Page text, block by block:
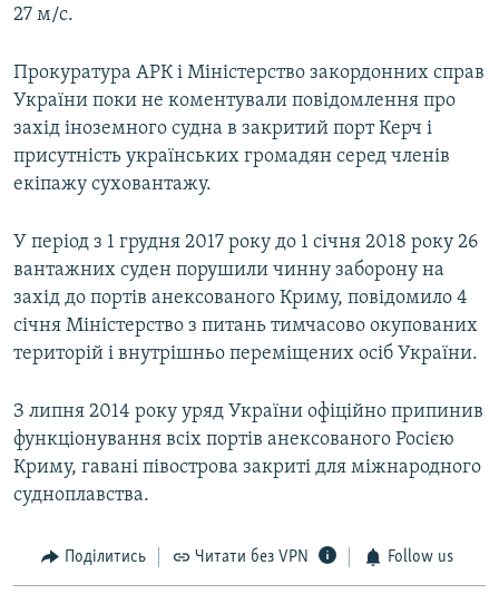
27 м/с.
Прокуратура АРК і Міністерство закордонних справ
України поки не коментували повідомлення про
захід іноземного судна в закритий порт Керч і
присутність українських громадян серед членів
екіпажу суховантажу.
У період з 1 грудня 2017 року до 1 січня 2018 року 26
вантажних суден порушили чинну заборону на
захід до портів анексованого Криму, повідомило 4
січня Міністерство з питань тимчасово окупованих
територій і внутрішньо переміщених осіб України.
З липня 2014 року уряд України офіційно припинив
функціонування всіх портів анексованого Росією
Криму, гавані півострова закриті для міжнародного
судноплавства.
Поділитись Читати без VPN Follow us